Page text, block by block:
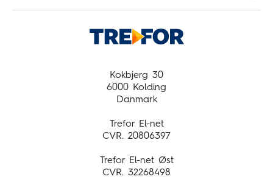
Kokbjerg 30
6000 Kolding
Danmark
Trefor El-net
CVR. 20806397
Trefor El-net Øst
CVR. 32268498